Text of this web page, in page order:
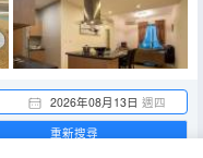
2026年08月13日 週四
重新搜尋